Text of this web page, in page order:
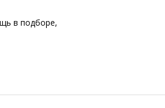
в подборе,